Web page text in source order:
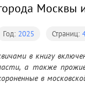
Москвы
Год: 2025 Страниц:
в книгу
а также
в